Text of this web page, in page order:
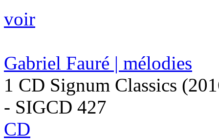
voir
Gabriel Fauré | mélodies
1 CD Signum Classics
- SIGCD 427
CD